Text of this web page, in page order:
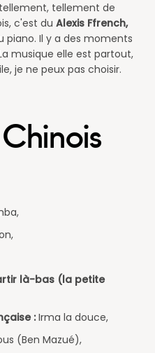
tellement de
c'est du Alexis Ffrench,
piano. Il y a des moments
musique elle est partout,
je ne peux pas choisir.
là-bas (la petite
:Irma la douce,
(Ben Mazué),